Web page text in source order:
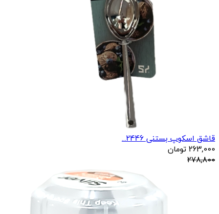
قاشق اسکوپ بستنی 2446...
263,000 تومان
278,800